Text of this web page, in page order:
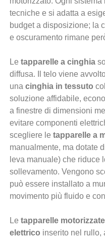
tecniche e si adatta a
budget a disposizione; la
e oscuramento rimane
Le tapparelle a cinghia
diffusa. Il telo viene
una cinghia in tessuto
soluzione affidabile,
a finestre di dimensioni
evitare componenti
scegliere le tapparelle a
manualmente, ma dotate
leva manuale) che riduce
sollevamento. Vengono
può essere installato a
movimento più fluido e
Le tapparelle motorizzate
elettrico inserito nel rullo,